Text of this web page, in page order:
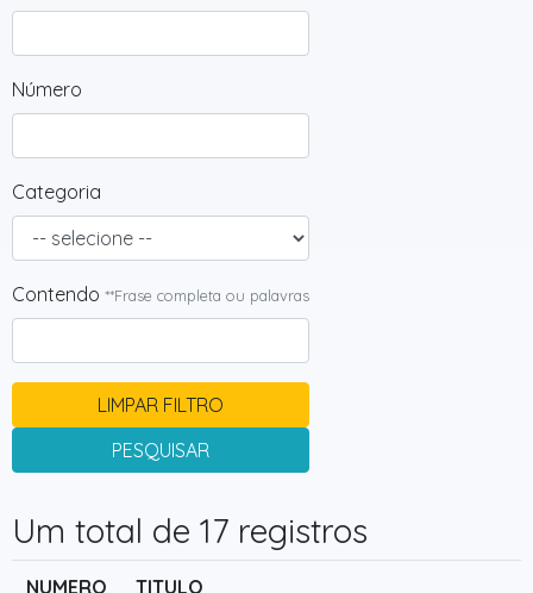
Número
Categoria
Contendo **Frase completa ou palavras
LIMPAR FILTRO
PESQUISAR
Um total de 17 registros
NUMERO TITULO